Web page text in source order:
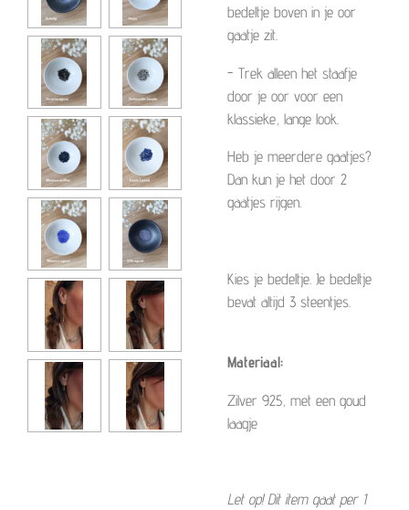
bedeltje boven in je oor
gaatje zit.
- Trek alleen het staafje
door je oor voor een
klassieke, lange look.
Heb je meerdere gaatjes?
Dan kun je het door 2
gaatjes rijgen.
Kies je bedeltje. Je bedeltje
bevat altijd 3 steentjes.
Materiaal:
Zilver 925, met een goud
laagje
Let op! Dit item gaat per 1